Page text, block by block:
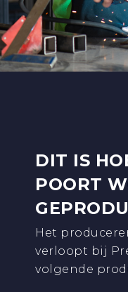
DIT IS
POORT
Het
verloopt bij
volgende